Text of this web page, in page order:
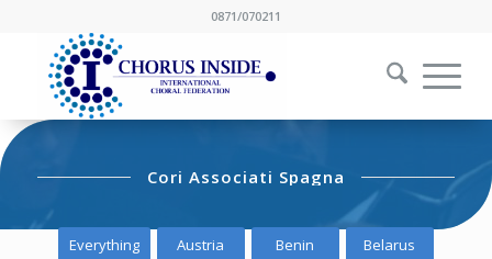
0871/070211
Cori Associati Spagna
Everything Austria Benin
Belarus